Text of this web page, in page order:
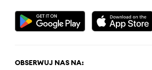
OBSERWUJ NAS NA: